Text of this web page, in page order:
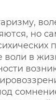
но
воли в